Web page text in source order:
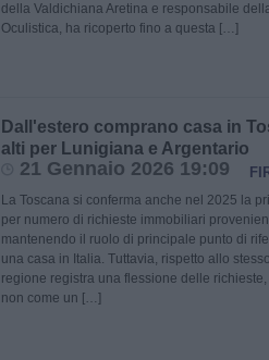
della Valdichiana Aretina e responsabile
Oculistica, ha ricoperto fino a questa […]
Dall'estero comprano casa in
alti per Lunigiana e Argentario
21 Gennaio 2026 19:09
La Toscana si conferma anche nel 2025 la
per numero di richieste immobiliari
mantenendo il ruolo di principale punto di
una casa in Italia. Tuttavia, rispetto allo
regione registra una flessione delle
non come un […]